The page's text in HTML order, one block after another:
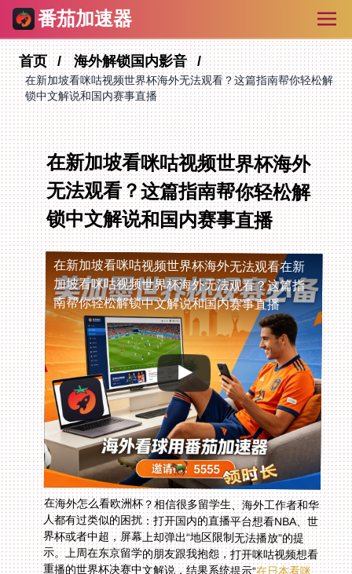
番茄加速器
首页 海外解锁国内影音
在新加坡看咪咕视频世界杯海外无法观看？这篇指南帮你轻松解
锁中文解说和国内赛事直播
在新加坡看咪咕视频世界杯海外
无法观看？这篇指南帮你轻松解
锁中文解说和国内赛事直播
在新加坡看咪咕视频世界杯海外无法观看在新
加坡看咪咕视频世界杯海外无法观看？这篇指
南帮你轻松解锁中文解说和国内赛事直播
在海外怎么看欧洲杯？相信很多留学生、海外工作者和华
人都有过类似的困扰：打开国内的直播平台想看NBA、世
界杯或者中超，屏幕上却弹出“地区限制无法播放”的提
示。上周在东京留学的朋友跟我抱怨，打开咪咕视频想看
重播的世界杯决赛中文解说，结果系统提示“在日本看咪